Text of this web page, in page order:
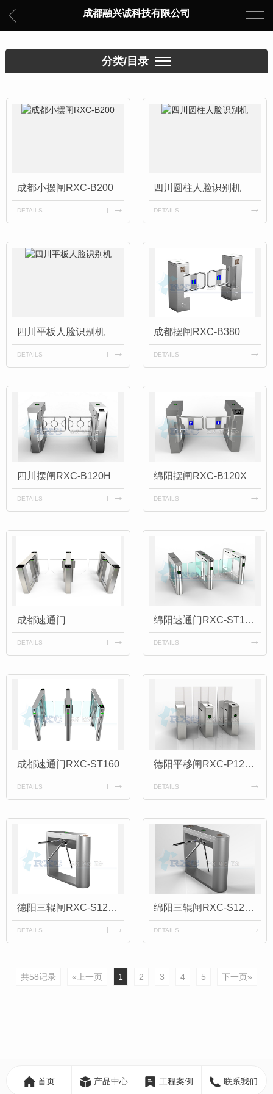
成都融兴诚科技有限公司
分类/目录
成都小摆闸RXC-B200
DETAILS
四川圆柱人脸识别机
DETAILS
四川平板人脸识别机
DETAILS
成都摆闸RXC-B380
DETAILS
四川摆闸RXC-B120H
DETAILS
绵阳摆闸RXC-B120X
DETAILS
成都速通门
DETAILS
绵阳速通门RXC-ST140Y
DETAILS
成都速通门RXC-ST160
DETAILS
德阳平移闸RXC-P120Q
DETAILS
德阳三辊闸RXC-S120Y
DETAILS
绵阳三辊闸RXC-S120P
DETAILS
共58记录 «上一页 1 2 3 4 5 下一页»
首页 产品中心 工程案例 联系我们